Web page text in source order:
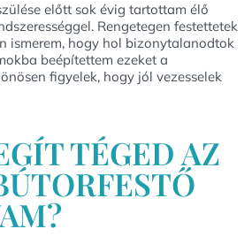
előtt sok évig tartottam élő
Rengetegen festettetek
ismerem, hogy hol bizonytalanodtok
beépítettem ezeket a
figyelek, hogy jól vezesselek
TÉGED AZ